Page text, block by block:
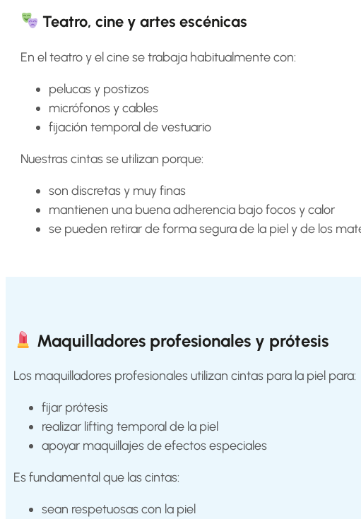
Teatro, cine y artes escénicas
En el teatro y el cine se trabaja habitualmente con:
pelucas y postizos
micrófonos y cables
fijación temporal de vestuario
Nuestras cintas se utilizan porque:
son discretas y muy finas
mantienen una buena adherencia bajo focos y calor
se pueden retirar de forma segura de la piel y de los
Maquilladores profesionales y prótesis
Los maquilladores profesionales utilizan cintas para la piel para:
fijar prótesis
realizar lifting temporal de la piel
apoyar maquillajes de efectos especiales
Es fundamental que las cintas:
sean respetuosas con la piel
Hair
System
Color
Charts
FAQ
systems
Knowledge
About
English